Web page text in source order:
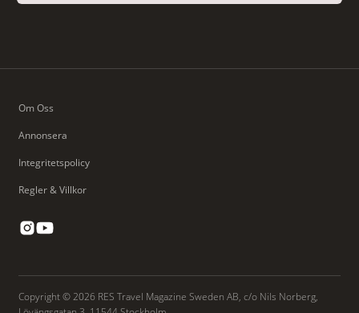
Om Oss
Annonsera
Integritetspolicy
Regler & Villkor
Copyright © 2026 RES Travel Magazine Sweden AB, c/o Nils Norberg,